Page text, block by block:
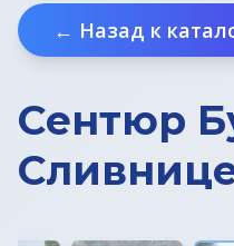
← Назад к
Сентюр